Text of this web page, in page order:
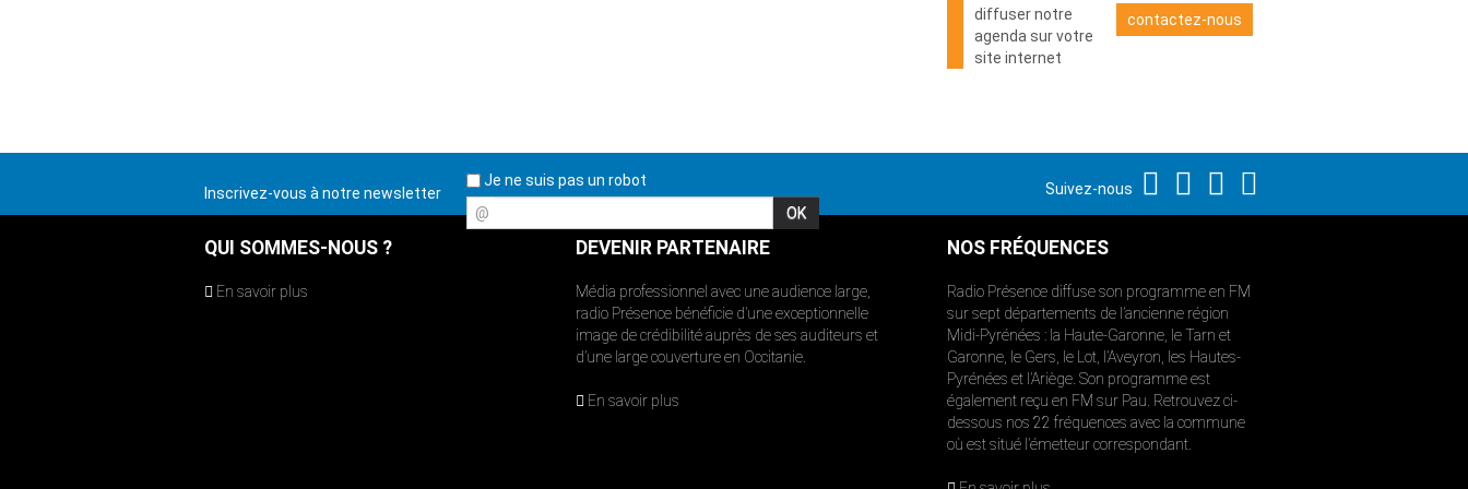
diffuser notre
agenda sur votre
site internet
contactez-nous
Inscrivez-vous à notre newsletter
Je ne suis pas un robot
@
Suivez-nous
QUI SOMMES-NOUS ?
En savoir plus
DEVENIR PARTENAIRE
Média professionnel avec une audience large,
radio Présence bénéficie d’une exceptionnelle
image de crédibilité auprès de ses auditeurs et
d’une large couverture en Occitanie.
En savoir plus
NOS FRÉQUENCES
Radio Présence diffuse son programme en FM
sur sept départements de l’ancienne région
Midi-Pyrénées : la Haute-Garonne, le Tarn et
Garonne, le Gers, le Lot, l’Aveyron, les Hautes-
Pyrénées et l’Ariège. Son programme est
également reçu en FM sur Pau. Retrouvez ci-
dessous nos 22 fréquences avec la commune
où est situé l’émetteur correspondant.